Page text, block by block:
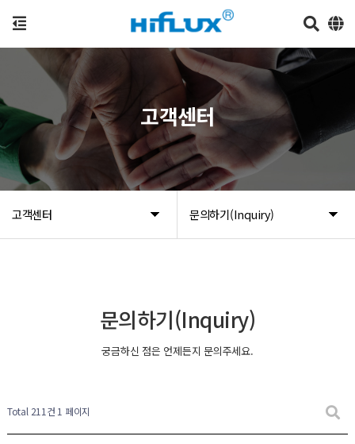
고객센터 문의하기(Inquiry)
고객센터
문의하기(Inquiry)
궁금하신 점은 언제든지 문의주세요.
Total 211건 1 페이지